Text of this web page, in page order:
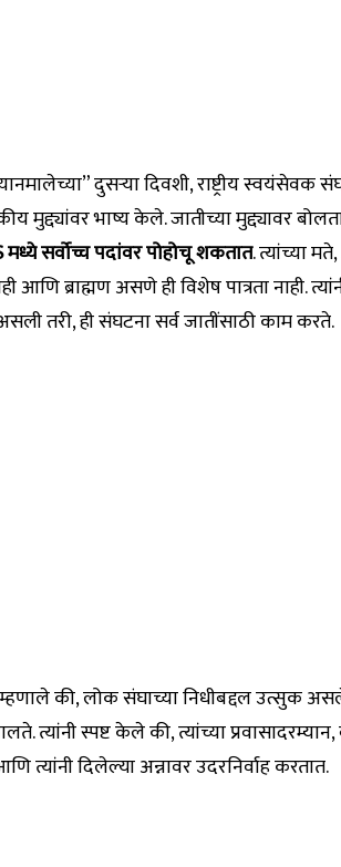
दुसऱ्या दिवशी, राष्ट्रीय स्वयंसेवक
मुद्द्यांवर भाष्य केले. जातीच्या मुद्द्यावर
मध्ये सर्वोच्च पदांवर पोहोचू शकतात. त्यांच्या
ब्राह्मण असणे ही विशेष पात्रता नाही.
तरी, ही संघटना सर्व जातींसाठी काम करते.
की, लोक संघाच्या निधीबद्दल उत्सुक
त्यांनी स्पष्ट केले की, त्यांच्या
त्यांनी दिलेल्या अन्नावर उदरनिर्वाह करतात.